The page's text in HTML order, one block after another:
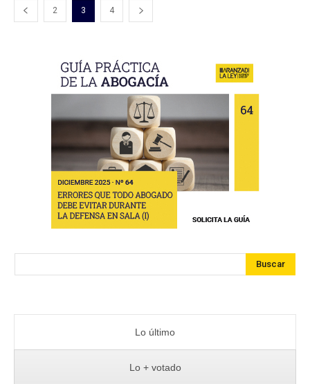
2 3 4
Buscar
Lo último
Lo + votado